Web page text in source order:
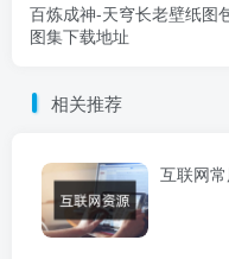
百炼成神-天穹长老壁纸图
图集下载地址
相关推荐
互联网